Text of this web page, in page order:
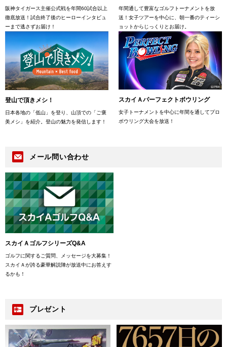
阪神タイガース主催公式戦を年間60試合以上
徹底放送！試合終了後のヒーローインタビュ
ーまで逃さずお届け！
年間通して豊富なゴルフトーナメントを放
送！女子ツアーを中心に、朝一番のティーシ
ョットからじっくりとお届け。
登山で頂きメシ！
日本各地の「低山」を登り、山頂での「ご褒
美メシ」を紹介。登山の魅力を発信します！
スカイＡパーフェクトボウリング
女子トーナメントを中心に年間を通してプロ
ボウリング大会を放送！
メール問い合わせ
スカイＡゴルフシリーズQ&A
ゴルフに関するご質問、メッセージを大募集！
スカイＡが誇る豪華解説陣が放送中にお答えす
るかも！
プレゼント